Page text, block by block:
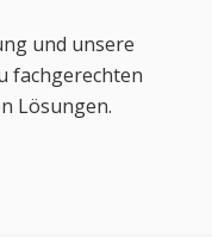
und unsere
fachgerechten
Lösungen.